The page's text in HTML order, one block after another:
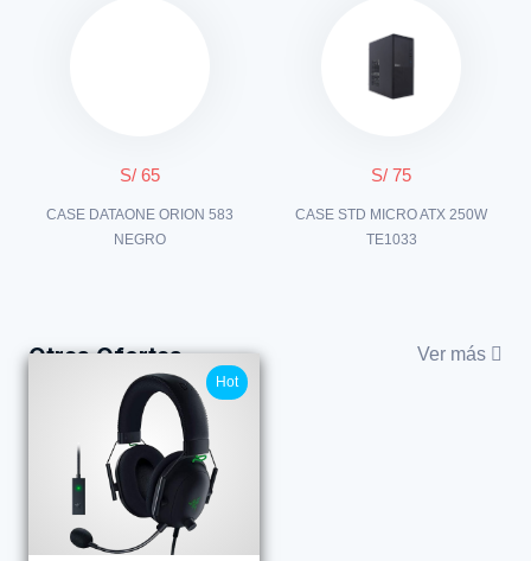
S/ 65
CASE DATAONE ORION 583
NEGRO
S/ 75
CASE STD MICRO ATX 250W
TE1033
Otras Ofertas Ver más
Hot